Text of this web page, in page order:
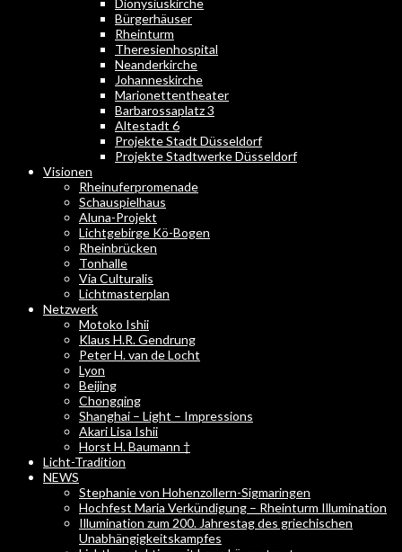
Dionysiuskirche
Bürgerhäuser
Rheinturm
Theresienhospital
Neanderkirche
Johanneskirche
Marionettentheater
Barbarossaplatz 3
Altestadt 6
Projekte Stadt Düsseldorf
Projekte Stadtwerke Düsseldorf
Visionen
Rheinuferpromenade
Schauspielhaus
Aluna-Projekt
Lichtgebirge Kö-Bogen
Rheinbrücken
Tonhalle
Via Culturalis
Lichtmasterplan
Netzwerk
Motoko Ishii
Klaus H.R. Gendrung
Peter H. van de Locht
Lyon
Beijing
Chongqing
Shanghai – Light – Impressions
Akari Lisa Ishii
Horst H. Baumann †
Licht-Tradition
NEWS
Stephanie von Hohenzollern-Sigmaringen
Hochfest Maria Verkündigung – Rheinturm Illumination
Illumination zum 200. Jahrestag des griechischen
Unabhängigkeitskampfes